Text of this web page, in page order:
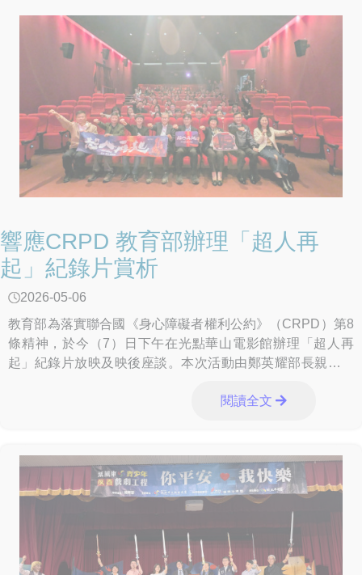
響應CRPD 教育部辦理「超人再
起」紀錄片賞析
2026-05-06
教育部為落實聯合國《身心障礙者權利公約》（CRPD）第8
條精神，於今（7）日下午在光點華山電影館辦理「超人再
起」紀錄片放映及映後座談。本次活動由鄭英耀部長親自出
共同參與，透過影像力量，增進社會對身心障礙者的認識，
能力與貢獻，進而消除社會偏見並建立正向氛圍。除了紀錄
片賞析，現場亦安排映後座談，邀請製作團隊分享拍攝心路
歷程，期盼讓第一線特殊教育與輔導從業人員能將觀影後的
感動，轉化為校園實務工作中的輔導養分。教育部鄭部長表
示，電影中許多生命鬥士都能夠克服身體上的劣勢，努力去
追求自己人生的亮點，我們更應該從他們身上學習這樣的勇
閱讀全文